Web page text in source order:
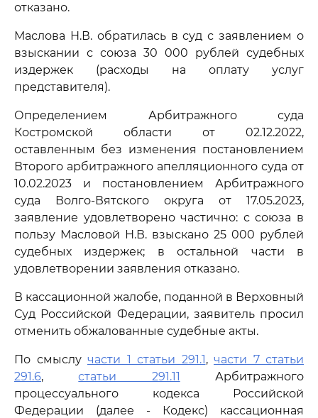
отказано.
Маслова Н.В. обратилась в суд с заявлением о
взыскании с союза 30 000 рублей судебных
издержек (расходы на оплату услуг
представителя).
Определением Арбитражного суда
Костромской области от 02.12.2022,
оставленным без изменения постановлением
Второго арбитражного апелляционного суда от
10.02.2023 и постановлением Арбитражного
суда Волго-Вятского округа от 17.05.2023,
заявление удовлетворено частично: с союза в
пользу Масловой Н.В. взыскано 25 000 рублей
судебных издержек; в остальной части в
удовлетворении заявления отказано.
В кассационной жалобе, поданной в Верховный
Суд Российской Федерации, заявитель просил
отменить обжалованные судебные акты.
По смыслу части 1 статьи 291.1, части 7 статьи
291.6,статьи 291.11 Арбитражного
процессуального кодекса Российской
Федерации (далее - Кодекс) кассационная